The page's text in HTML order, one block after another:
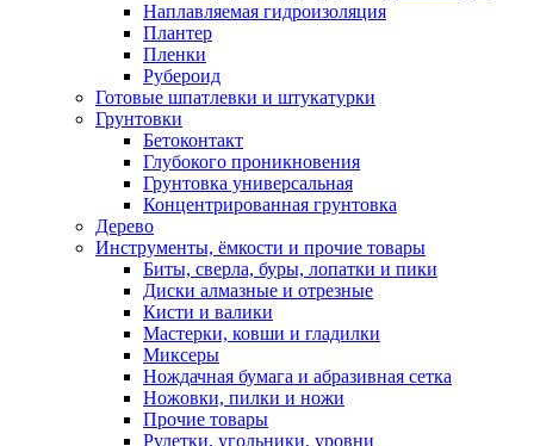
Наплавляемая гидроизоляция
Плантер
Пленки
Рубероид
Готовые шпатлевки и штукатурки
Грунтовки
Бетоконтакт
Глубокого проникновения
Грунтовка универсальная
Концентрированная грунтовка
Дерево
Инструменты, ёмкости и прочие товары
Биты, сверла, буры, лопатки и пики
Диски алмазные и отрезные
Кисти и валики
Мастерки, ковши и гладилки
Миксеры
Нождачная бумага и абразивная сетка
Ножовки, пилки и ножи
Прочие товары
Рулетки, угольники, уровни